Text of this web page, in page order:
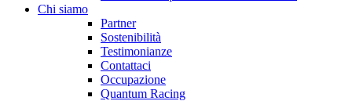
Chi siamo
Partner
Sostenibilità
Testimonianze
Contattaci
Occupazione
Quantum Racing